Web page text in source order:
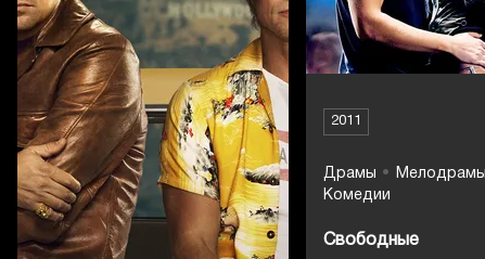
2011
Драмы
Мелодрамы
Комедии
Свободные